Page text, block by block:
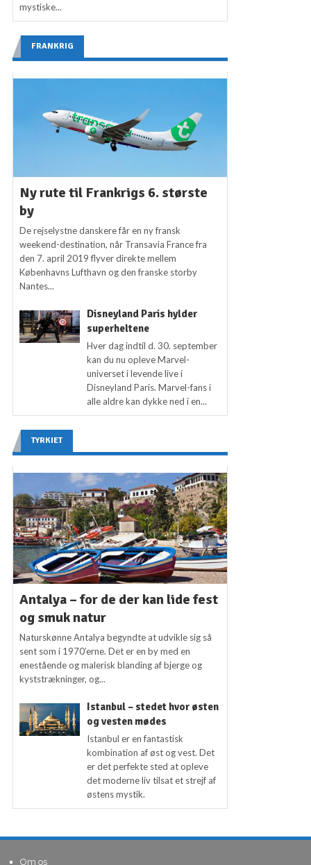
mystiske...
FRANKRIG
Ny rute til Frankrigs 6. største
by
De rejselystne danskere får en ny fransk
weekend-destination, når Transavia France fra
den 7. april 2019 flyver direkte mellem
Københavns Lufthavn og den franske storby
Nantes...
Disneyland Paris hylder
superheltene
Hver dag indtil d. 30. september
kan du nu opleve Marvel-
universet i levende live i
Disneyland Paris. Marvel-fans i
alle aldre kan dykke ned i en...
TYRKIET
Antalya – for de der kan lide fest
og smuk natur
Naturskønne Antalya begyndte at udvikle sig så
sent som i 1970’erne. Det er en by med en
enestående og malerisk blanding af bjerge og
kyststrækninger, og...
Istanbul – stedet hvor østen
og vesten mødes
Istanbul er en fantastisk
kombination af øst og vest. Det
er det perfekte sted at opleve
det moderne liv tilsat et strejf af
østens mystik.
Om os